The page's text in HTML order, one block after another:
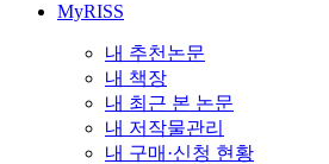
MyRISS
내 추천논문
내 책장
내 최근 본 논문
내 저작물관리
내 구매·신청 현황